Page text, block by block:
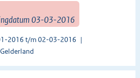
03-03-2016
2016 t/m 02-03-2016